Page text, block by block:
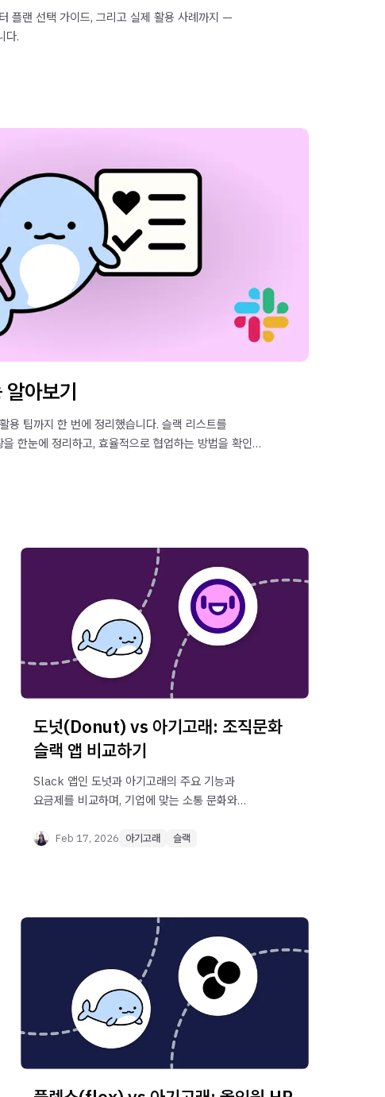
플랜 선택 가이드, 그리고 실제 활용 사례까지 —
다.
알아보기
용 팁까지 한 번에 정리했습니다. 슬랙 리스트를
한눈에 정리하고, 효율적으로 협업하는 방법을 확인해
도넛(Donut) vs 아기고래: 조직문화
슬랙 앱 비교하기
Slack 앱인 도넛과 아기고래의 주요 기능과
요금제를 비교하며, 기업에 맞는 소통 문화와
보세요.Feb 17, 2026 아기고래 슬랙